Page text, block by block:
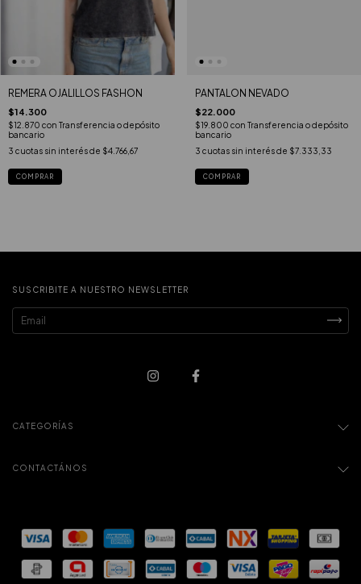
REMERA OJALILLOS FASHON
$14.300
$12.870 con Transferencia o depósito
bancario
3 cuotas sin interés de $4.766,67
COMPRAR
PANTALON NEVADO
$22.000
$19.800 con Transferencia o depósito
bancario
3 cuotas sin interés de $7.333,33
COMPRAR
SUSCRIBITE A NUESTRO NEWSLETTER
CATEGORÍAS
CONTACTÁNOS